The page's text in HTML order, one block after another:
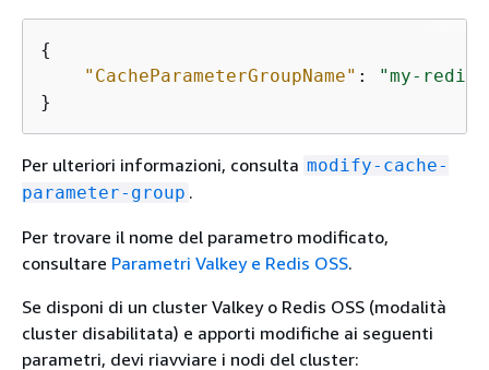
{
"CacheParameterGroupName" :
"my-
}
Per ulteriori informazioni, consulta modify-cache-
parameter-group .
Per trovare il nome del parametro modificato,
consultare Parametri Valkey e Redis OSS.
Se disponi di un cluster Valkey o Redis OSS (modalità
cluster disabilitata) e apporti modifiche ai seguenti
parametri, devi riavviare i nodi del cluster: